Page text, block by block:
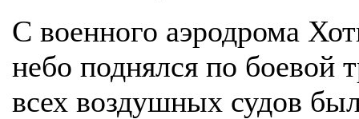
С военного аэродрома
небо поднялся по боевой
всех воздушных судов